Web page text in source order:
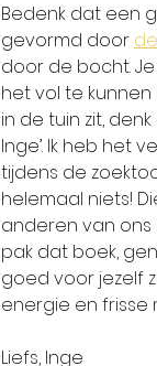
Bedenk dat een
gevormd door
door de bocht.
het vol te
in de tuin zit,
Inge’. Ik heb het
tijdens de
helemaal niets!
anderen van ons
pak dat boek,
goed voor jezelf
energie en frisse
Liefs, Inge